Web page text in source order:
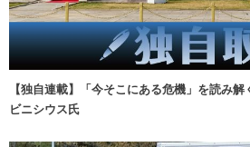
【独自連載】「今そこにある危機」を読み
ビニシウス氏